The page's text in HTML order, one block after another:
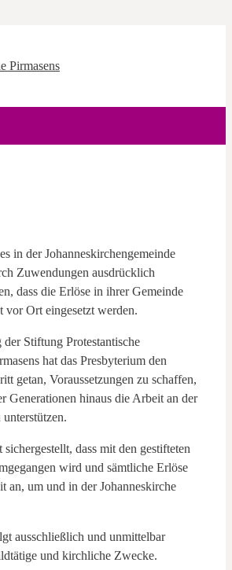
in der Johanneskirchengemeinde
Zuwendungen ausdrücklich
dass die Erlöse in ihrer Gemeinde
vor Ort eingesetzt werden.
Stiftung Protestantische
hat das Presbyterium den
getan, Voraussetzungen zu schaffen,
Generationen hinaus die Arbeit an der
dass mit den gestifteten
wird und sämtliche Erlöse
an, um und in der Johanneskirche
ausschließlich und unmittelbar
und kirchliche Zwecke.